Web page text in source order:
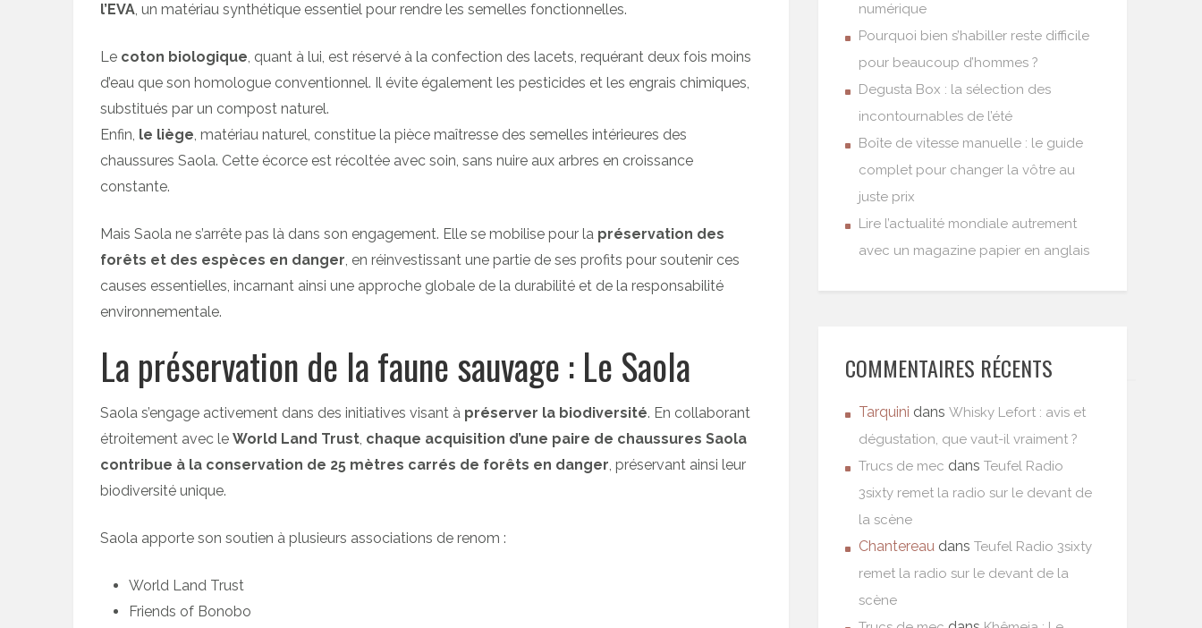
l’EVA, un matériau synthétique essentiel pour rendre les semelles fonctionnelles.
Le coton biologique, quant à lui, est réservé à la confection des lacets, requérant deux fois moins
d’eau que son homologue conventionnel. Il évite également les pesticides et les engrais chimiques,
substitués par un compost naturel.
Enfin, le liège, matériau naturel, constitue la pièce maîtresse des semelles intérieures des
chaussures Saola. Cette écorce est récoltée avec soin, sans nuire aux arbres en croissance
constante.
Mais Saola ne s’arrête pas là dans son engagement. Elle se mobilise pour la préservation des
forêts et des espèces en danger, en réinvestissant une partie de ses profits pour soutenir ces
causes essentielles, incarnant ainsi une approche globale de la durabilité et de la responsabilité
environnementale.
La préservation de la faune sauvage : Le Saola
Saola s’engage activement dans des initiatives visant à préserver la biodiversité. En collaborant
étroitement avec le World Land Trust, chaque acquisition d’une paire de chaussures Saola
contribue à la conservation de 25 mètres carrés de forêts en danger, préservant ainsi leur
biodiversité unique.
Saola apporte son soutien à plusieurs associations de renom :
World Land Trust
Friends of Bonobo
numérique
Pourquoi bien s’habiller reste difficile
pour beaucoup d’hommes ?
Degusta Box : la sélection des
incontournables de l’été
Boîte de vitesse manuelle : le guide
complet pour changer la vôtre au
juste prix
Lire l’actualité mondiale autrement
avec un magazine papier en anglais
COMMENTAIRES RÉCENTS
Tarquini dans Whisky Lefort : avis et
dégustation, que vaut-il vraiment ?
Trucs de mec dans Teufel Radio
3sixty remet la radio sur le devant de
la scène
Chantereau dans Teufel Radio 3sixty
remet la radio sur le devant de la
scène